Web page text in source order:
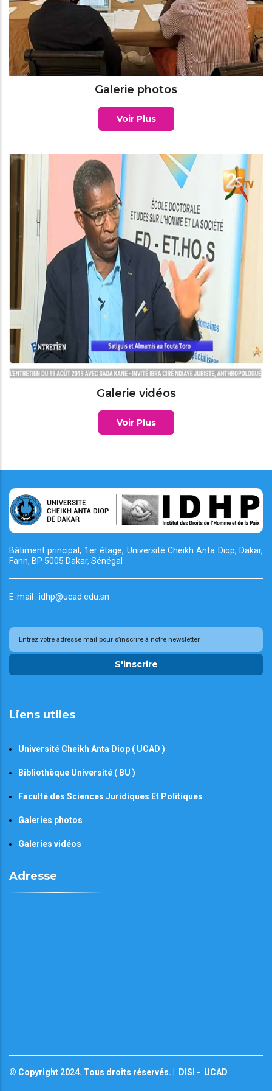
Galerie photos
Voir Plus
Galerie vidéos
Voir Plus
Bâtiment principal, 1er étage, Université CheikhAnta Diop, Dakar,
Fann, BP 5005 Dakar, Sénégal
E-mail : idhp@ucad.edu.sn
S'inscrire
Liens utiles
Université Cheikh Anta Diop ( UCAD )
Bibliothèque Université ( BU )
Faculté des Sciences Juridiques Et Politiques
Galeries photos
Galeries vidéos
Adresse
© Copyright 2024. Tous droits réservés. | DISI - UCAD